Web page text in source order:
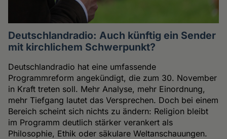
Deutschlandradio: Auch künftig ein Sender
mit kirchlichem Schwerpunkt?
Deutschlandradio hat eine umfassende
Programmreform angekündigt, die zum 30. November
in Kraft treten soll. Mehr Analyse, mehr Einordnung,
mehr Tiefgang lautet das Versprechen. Doch bei einem
Bereich scheint sich nichts zu ändern: Religion bleibt
im Programm deutlich stärker verankert als
Philosophie, Ethik oder säkulare Weltanschauungen.